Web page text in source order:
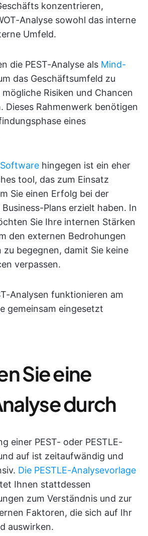
konzentrieren,
Analyse sowohl das interne
Umfeld.
die PEST-Analyse als Mind-
das Geschäftsumfeld zu
Risiken und Chancen
Dieses Rahmenwerk benötigen
eines
hingegen ist ein eher
tool, das zum Einsatz
Sie einen Erfolg bei der
Plans erzielt haben. In
Sie Ihre internen Stärken
den externen Bedrohungen
zu begegnen, damit Sie keine
verpassen.
Analysen funktionieren am
gemeinsam eingesetzt
Sie eine
durch
einer PEST- oder PESTLE-
auf ist zeitaufwändig und
Die PESTLE-Analysevorlage
Ihnen stattdessen
zum Verständnis und zur
Faktoren, die sich auf Ihr
auswirken.